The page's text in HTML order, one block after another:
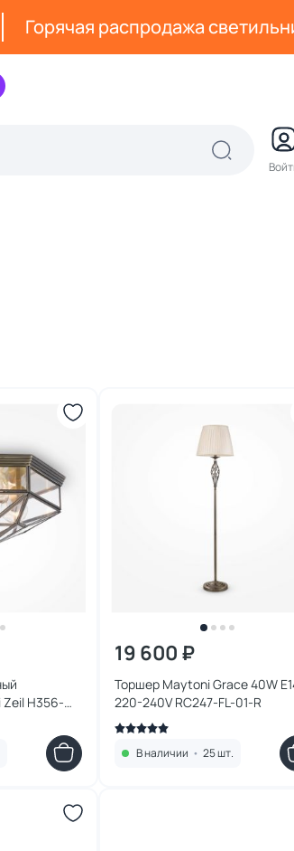
Горячая распродажа
Zeil H356-
19 600 ₽
Торшер Maytoni Grace 40W
220-240V RC247-FL-01-R
В наличии • 25 шт.